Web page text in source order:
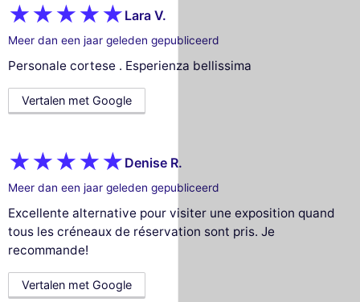
Lara V.
Meer dan een jaar geleden gepubliceerd
Personale cortese . Esperienza bellissima
Vertalen met Google
Denise R.
Meer dan een jaar geleden gepubliceerd
Excellente alternative pour visiter une exposition quand
tous les créneaux de réservation sont pris. Je
recommande!
Vertalen met Google